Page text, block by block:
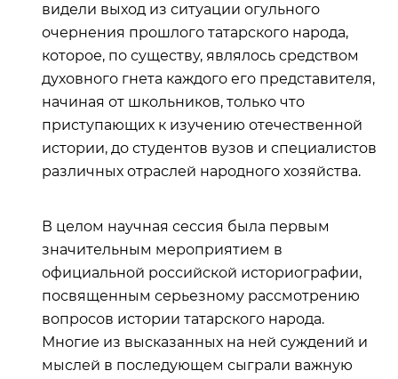
видели выход из ситуации огульного
очернения прошлого татарского народа,
которое, по существу, являлось средством
духовного гнета каждого его представителя,
начиная от школьников, только что
приступающих к изучению отечественной
истории, до студентов вузов и специалистов
различных отраслей народного хозяйства.
В целом научная сессия была первым
значительным мероприятием в
официальной российской историографии,
посвященным серьезному рассмотрению
вопросов истории татарского народа.
Многие из высказанных на ней суждений и
мыслей в последующем сыграли важную